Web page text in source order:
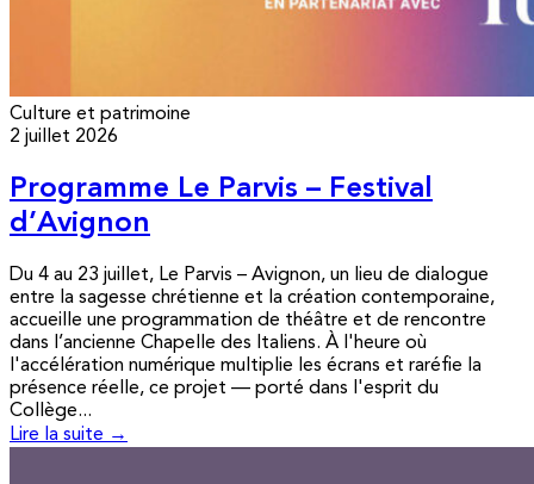
Culture et patrimoine
2 juillet 2026
Programme Le Parvis – Festival
d’Avignon
Du 4 au 23 juillet, Le Parvis – Avignon, un lieu de dialogue
entre la sagesse chrétienne et la création contemporaine,
accueille une programmation de théâtre et de rencontre
dans l’ancienne Chapelle des Italiens. À l'heure où
l'accélération numérique multiplie les écrans et raréfie la
présence réelle, ce projet — porté dans l'esprit du
Collège...
Lire la suite →